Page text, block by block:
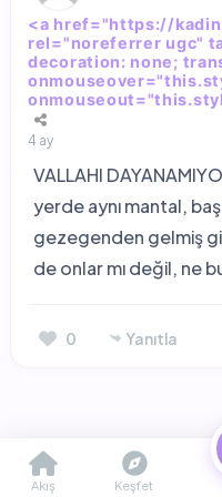
<a href="https://
rel="noreferrer ugc"
decoration: none;
4 ay
VALLAHI
yerde aynı mantal,
gezegenden gelmiş
de onlar mı değil, ne
0 Yanıtla
Akış Keşfet